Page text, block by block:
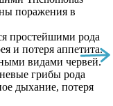
поражения в
простейшими рода
и потеря аппетита.
видами червей.
грибы рода
дыхание, потеря